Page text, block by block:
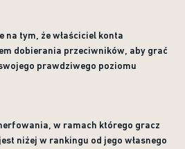
na tym, że właściciel konta
dobierania przeciwników, aby grać
prawdziwego poziomu
w ramach którego gracz
niżej w rankingu od jego własnego